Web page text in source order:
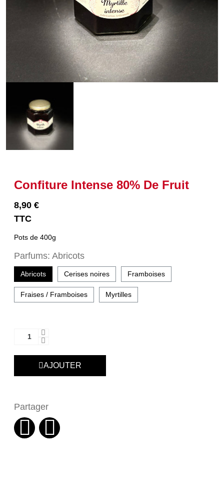
Confiture Intense 80% De Fruit
8,90 €
TTC
Pots de 400g
Parfums Abricots
Abricots Cerises noires Framboises
Fraises / Framboises Myrtilles
AJOUTER
Partager